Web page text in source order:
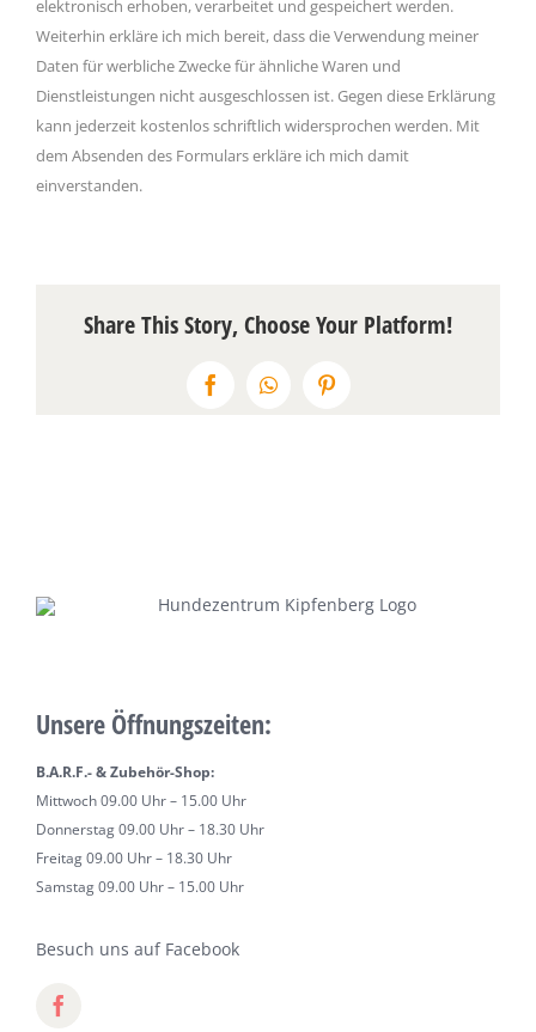
elektronisch erhoben, verarbeitet und gespeichert werden.
Weiterhin erkläre ich mich bereit, dass die Verwendung meiner
Daten für werbliche Zwecke für ähnliche Waren und
Dienstleistungen nicht ausgeschlossen ist. Gegen diese Erklärung
kann jederzeit kostenlos schriftlich widersprochen werden. Mit
dem Absenden des Formulars erkläre ich mich damit
einverstanden.
Share This Story, Choose Your Platform!
FacebookWhatsAppPinterest
Unsere Öffnungszeiten:
B.A.R.F.- & Zubehör-Shop:
Mittwoch 09.00 Uhr – 15.00 Uhr
Donnerstag 09.00 Uhr – 18.30 Uhr
Freitag 09.00 Uhr – 18.30 Uhr
Samstag 09.00 Uhr – 15.00 Uhr
Besuch uns auf Facebook